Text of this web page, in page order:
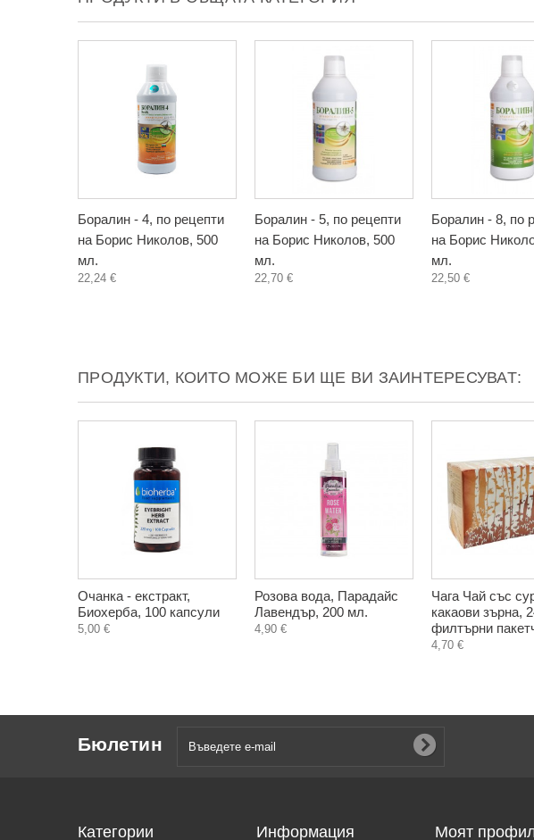
Боралин - 4, по рецепти
на Борис Николов, 500
мл.
22,24 €
Боралин - 5, по рецепти
на Борис Николов, 500
мл.
22,70 €
Боралин - 8, по
на Борис
мл.
22,50 €
ПРОДУКТИ, КОИТО МОЖЕ БИ ЩЕ ВИ ЗАИНТЕРЕСУВАТ:
Очанка - екстракт,
Биохерба, 100 капсули
5,00 €
Розова вода, Парадайс
Лавендър, 200 мл.
4,90 €
Чага Чай със
какаови зърна,
филтърни
4,70 €
Бюлетин
Категории Информация Моят